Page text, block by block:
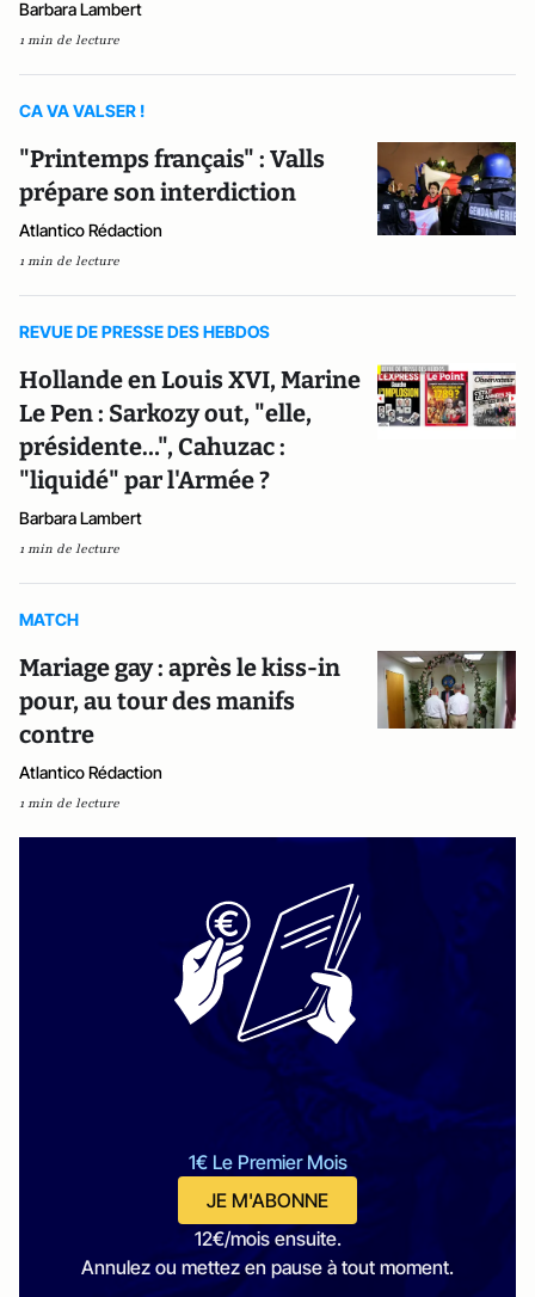
Barbara Lambert
1 min de lecture
CA VA VALSER !
"Printemps français" : Valls
prépare son interdiction
Atlantico Rédaction
1 min de lecture
REVUE DE PRESSE DES HEBDOS
Hollande en Louis XVI, Marine
Le Pen : Sarkozy out, "elle,
présidente…", Cahuzac :
"liquidé" par l'Armée ?
Barbara Lambert
1 min de lecture
MATCH
Mariage gay : après le kiss-in
pour, au tour des manifs
contre
Atlantico Rédaction
1 min de lecture
1€ Le Premier Mois
JE M'ABONNE
12€/mois ensuite.
Annulez ou mettez en pause à tout moment.